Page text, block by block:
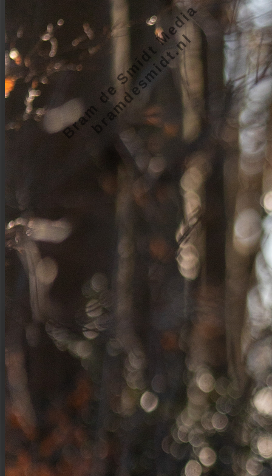
Bram de Smidt Media
bramdesmidt.nl